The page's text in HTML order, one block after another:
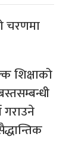
चरणमा
शिक्षाको